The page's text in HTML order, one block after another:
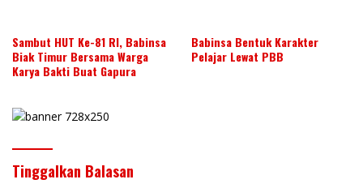
Sambut HUT Ke-81 RI, Babinsa
Biak Timur Bersama Warga
Karya Bakti Buat Gapura
Babinsa Bentuk Karakter
Pelajar Lewat PBB
Tinggalkan Balasan